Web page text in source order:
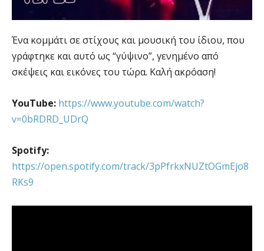
Ένα κομμάτι σε στίχους και μουσική του ίδιου, που
γράφτηκε και αυτό ως “γύψινο”, γενημένο από
σκέψεις και εικόνες του τώρα. Καλή ακρόαση!
YouTube: https://www.youtube.com/watch?
v=0bRDRD_UDrQ
Spotify:
https://open.spotify.com/track/3pPfrkxNUZtOGmEjo8
RKs9